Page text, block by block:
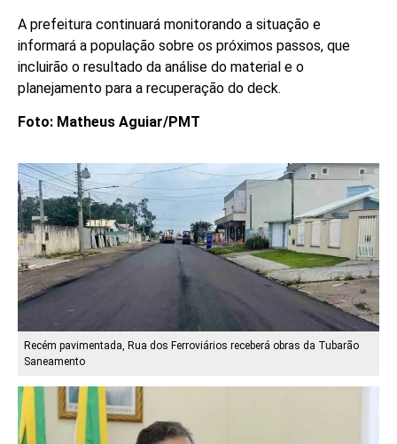
A prefeitura continuará monitorando a situação e
informará a população sobre os próximos passos, que
incluirão o resultado da análise do material e o
planejamento para a recuperação do deck.
Foto: Matheus Aguiar/PMT
Recém pavimentada, Rua dos Ferroviários receberá obras da Tubarão
Saneamento